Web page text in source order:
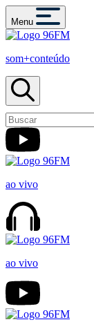
Menu
som+conteúdo
ao vivo
ao vivo